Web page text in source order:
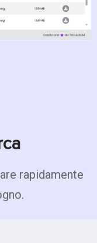
rapidamente